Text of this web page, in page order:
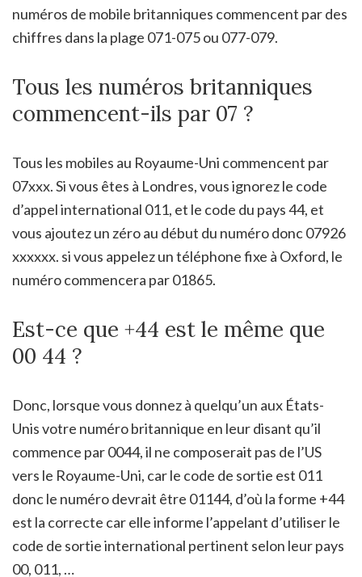
numéros de mobile britanniques commencent par des
chiffres dans la plage 071-075 ou 077-079.
Tous les numéros britanniques
commencent-ils par 07 ?
Tous les mobiles au Royaume-Uni commencent par
07xxx. Si vous êtes à Londres, vous ignorez le code
d’appel international 011, et le code du pays 44, et
vous ajoutez un zéro au début du numéro donc 07926
xxxxxx. si vous appelez un téléphone fixe à Oxford, le
numéro commencera par 01865.
Est-ce que +44 est le même que
00 44 ?
Donc, lorsque vous donnez à quelqu’un aux États-
Unis votre numéro britannique en leur disant qu’il
commence par 0044, il ne composerait pas de l’US
vers le Royaume-Uni, car le code de sortie est 011
donc le numéro devrait être 01144, d’où la forme +44
est la correcte car elle informe l’appelant d’utiliser le
code de sortie international pertinent selon leur pays
00, 011, …